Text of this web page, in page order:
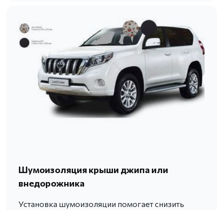
Шумоизоляция крыши джипа или
внедорожника
Установка шумоизоляции помогает снизить